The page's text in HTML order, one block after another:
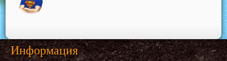
Информация